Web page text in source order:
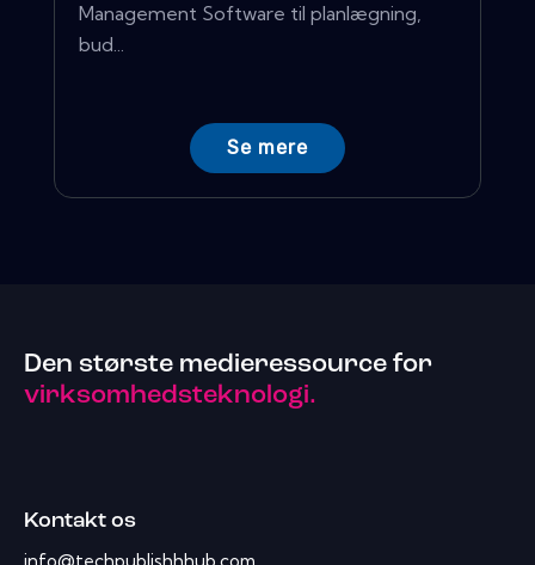
Management Software til planlægning,
bud...
Se mere
Den største medieressource for
virksomhedsteknologi.
Kontakt os
info@techpublishhhub.com